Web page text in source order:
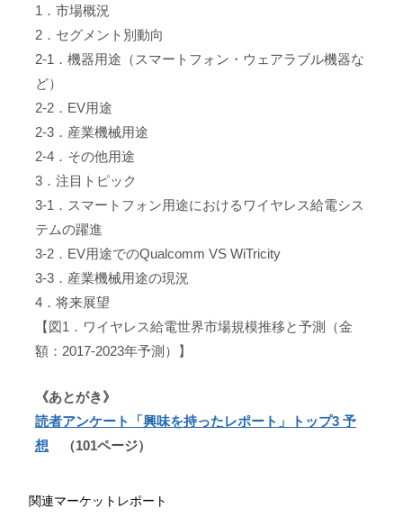
1．市場概況
2．セグメント別動向
2-1．機器用途（スマートフォン・ウェアラブル機器な
ど）
2-2．EV用途
2-3．産業機械用途
2-4．その他用途
3．注目トピック
3-1．スマートフォン用途におけるワイヤレス給電シス
テムの躍進
3-2．EV用途でのQualcomm VS WiTricity
3-3．産業機械用途の現況
4．将来展望
【図1．ワイヤレス給電世界市場規模推移と予測（金
額：2017-2023年予測）】
《あとがき》
読者アンケート「興味を持ったレポート」トップ3 予
想 （101ページ）
関連マーケットレポート